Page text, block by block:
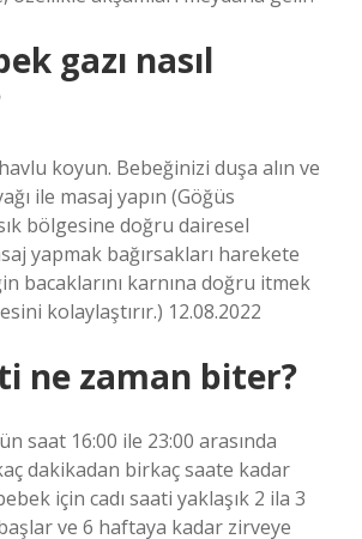
gazı nasıl
havlu koyun. Bebeğinizi duşa alın ve
ile masaj yapın (Göğüs
bölgesine doğru dairesel
yapmak bağırsakları harekete
bacaklarını karnına doğru itmek
kolaylaştırır.) 12.08.2022
ne zaman biter?
saat 16:00 ile 23:00 arasında
dakikadan birkaç saate kadar
için cadı saati yaklaşık 2 ila 3
ve 6 haftaya kadar zirveye